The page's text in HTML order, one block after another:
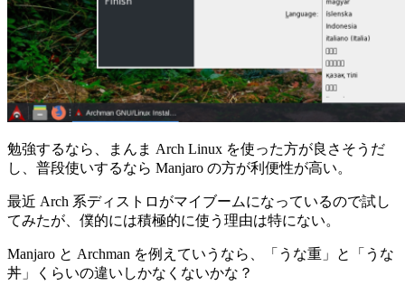
勉強するなら、まんま Arch Linux を使った方が良さそうだ
し、普段使いするなら Manjaro の方が利便性が高い。
最近 Arch 系ディストロがマイブームになっているので試し
てみたが、僕的には積極的に使う理由は特にない。
Manjaro と Archman を例えていうなら、「うな重」と「うな
丼」くらいの違いしかなくないかな？